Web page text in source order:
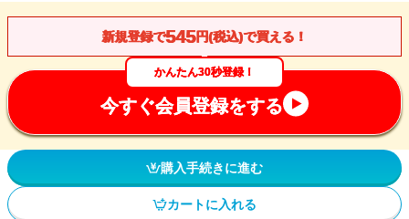
新規登録で545円(税込)で買える！
かんたん30秒登録！
今すぐ会員登録をする
購入手続きに進む
カートに入れる